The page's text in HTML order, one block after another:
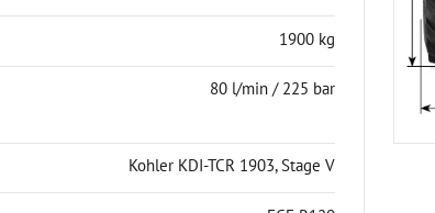
1900 kg
80 l/min / 225 bar
Kohler KDI-TCR 1903, Stage V